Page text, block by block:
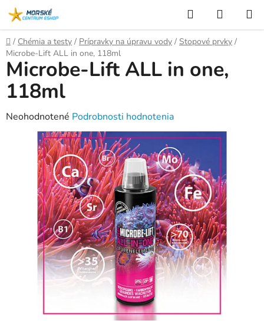
Prejsť
na
obsah
Hľadať
KOŠÍK
Domov
/ Chémia a testy / Prípravky na úpravu vody / Stopové prvky /
Microbe-Lift ALL in one, 118ml
Microbe-Lift ALL in one,
118ml
Priemerné
hodnotenie
produktu
hviezdičiek.
Neohodnotené Podrobnosti hodnotenia